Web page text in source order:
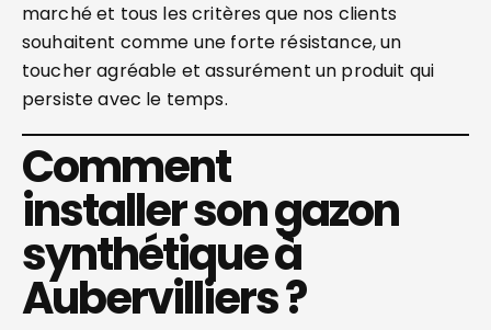
marché et tous les critères que nos clients
souhaitent comme une forte résistance, un
toucher agréable et assurément un produit qui
persiste avec le temps.
Comment
installer son gazon
synthétique à
Aubervilliers ?